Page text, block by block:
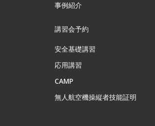
事例紹介
講習会予約
安全基礎講習
応用講習
CAMP
無⼈航空機操縦者技能証明